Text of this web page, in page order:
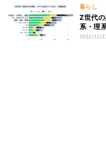
暮らし
Z世代
系・理
2022/12/